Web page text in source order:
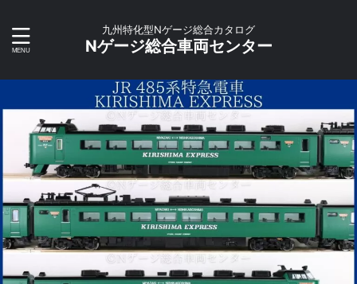
九州特化型Nゲージ総合カタログ
Nゲージ総合車両センター